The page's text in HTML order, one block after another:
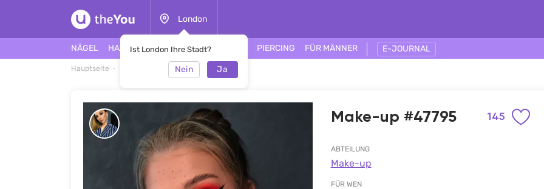
London
Ist London Ihre Stadt?
Nein Ja
NÄGEL HAARE GESICHT TÄTOWIERUNG PIERCING FÜR MÄNNER E-JOURNAL
Hauptseite Make-up #47795
Make-up #47795 145
ABTEILUNG
Make-up
FÜR WEN